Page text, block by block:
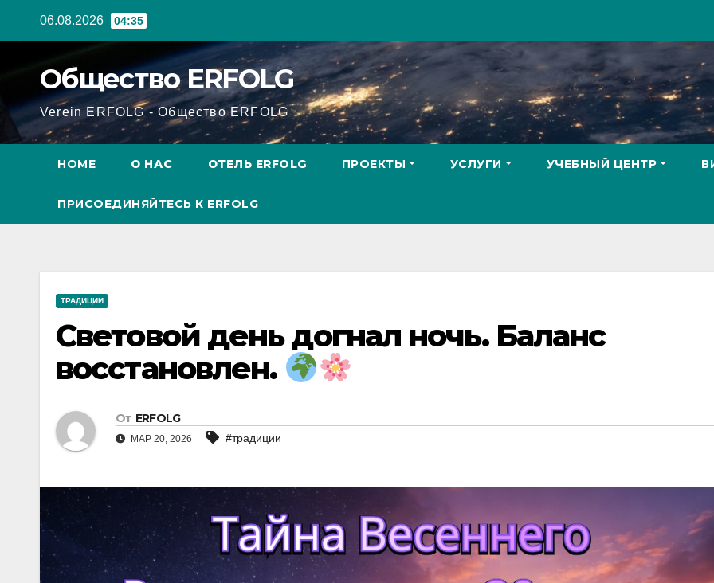
06.08.2026 04:35
Общество ERFOLG
Verein ERFOLG - Общество ERFOLG
HOME О НАС ОТЕЛЬ ERFOLG ПРОЕКТЫ УСЛУГИ УЧЕБНЫЙ ЦЕНТР
ПРИСОЕДИНЯЙТЕСЬ К ERFOLG
ТРАДИЦИИ
Световой день догнал ночь. Баланс
восстановлен.
От ERFOLG
МАР 20, 2026 #традиции